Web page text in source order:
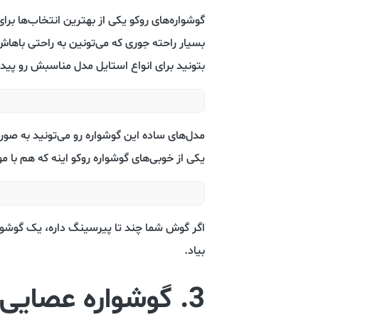
گوشواره‌های روکو یکی از بهترین
بسیار راحته جوری که می‌تونین به راحتی
بتونید برای انواع استایل مدل مناسبش رو
مدل‌های ساده این گوشواره رو می‌تونید به
یکی از خوبی‌های گوشواره روکو اینه که هم با
اگر گوش شما چند تا پیرسینگ داره، یک
بیاد.
3. گوشواره عصایی